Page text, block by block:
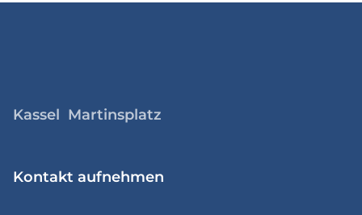
Kassel Martinsplatz
Kontakt aufnehmen